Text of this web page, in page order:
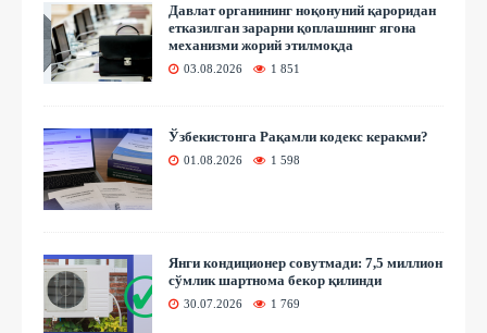
Давлат органининг ноқонуний қароридан
етказилган зарарни қоплашнинг ягона
механизми жорий этилмоқда
03.08.2026 1 851
Ўзбекистонга Рақамли кодекс керакми?
01.08.2026 1 598
Янги кондиционер совутмади: 7,5 миллион
сўмлик шартнома бекор қилинди
30.07.2026 1 769